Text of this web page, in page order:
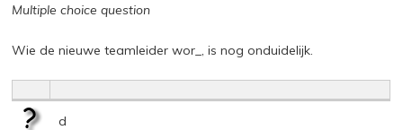
Multiple choice question
Wie de nieuwe teamleider wor_, is nog onduidelijk.
d